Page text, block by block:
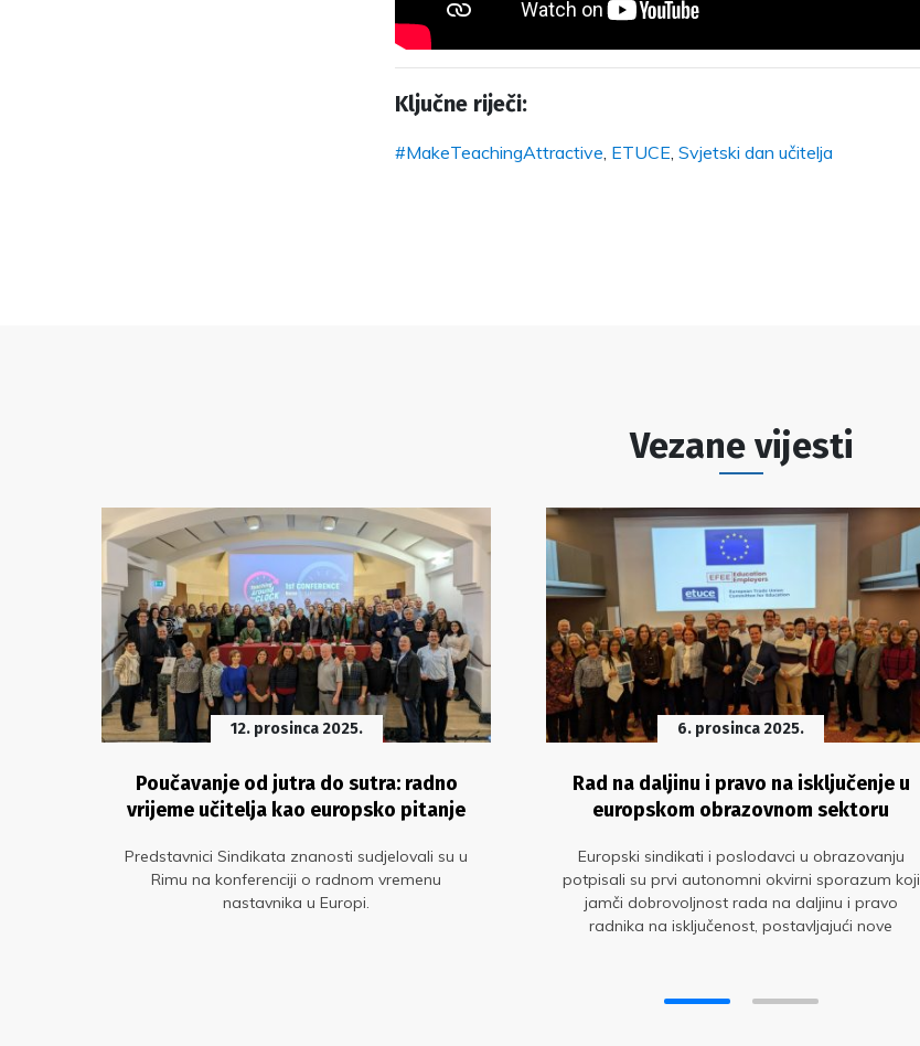
Ključne riječi:
#MakeTeachingAttractive ETUCE Svjetski dan učitelja
Vezane vijesti
12. prosinca 2025.
Poučavanje od jutra do sutra: radno
vrijeme učitelja kao europsko pitanje
Predstavnici Sindikata znanosti sudjelovali su u
Rimu na konferenciji o radnom vremenu
nastavnika u Europi.
6. prosinca 2025.
Rad na daljinu i pravo na isključenje u
europskom obrazovnom sektoru
Europski sindikati i poslodavci u obrazovanju
potpisali su prvi autonomni okvirni sporazum koji
jamči dobrovoljnost rada na daljinu i pravo
radnika na isključenost, postavljajući nove